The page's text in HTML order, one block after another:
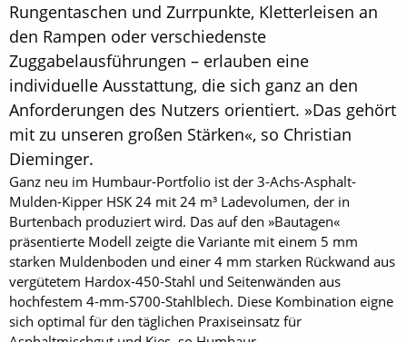
Rungentaschen und Zurrpunkte, Kletterleisen an
den Rampen oder verschiedenste
Zuggabelausführungen – erlauben eine
individuelle Ausstattung, die sich ganz an den
Anforderungen des Nutzers orientiert. »Das gehört
mit zu unseren großen Stärken«, so Christian
Dieminger.
Ganz neu im Humbaur-Portfolio ist der 3-Achs-Asphalt-
Mulden-Kipper HSK 24 mit 24 m³ Ladevolumen, der in
Burtenbach produziert wird. Das auf den »Bautagen«
präsentierte Modell zeigte die Variante mit einem 5 mm
starken Muldenboden und einer 4 mm starken Rückwand aus
vergütetem Hardox-450-Stahl und Seitenwänden aus
hochfestem 4-mm-S700-Stahlblech. Diese Kombination eigne
sich optimal für den täglichen Praxiseinsatz für